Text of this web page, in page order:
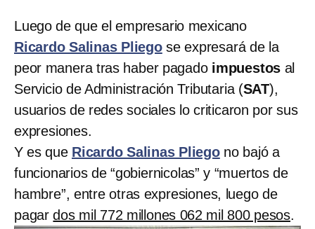
Luego de que el empresario mexicano
Ricardo Salinas Pliegose expresará de la
peor manera tras haber pagado impuestos al
Servicio de Administración Tributaria (SAT),
usuarios de redes sociales lo criticaron por sus
expresiones.
Y es que Ricardo Salinas Pliegono bajó a
funcionarios de “gobiernicolas” y “muertos de
hambre”, entre otras expresiones, luego de
pagardos mil 772 millones 062 mil 800 pesos.